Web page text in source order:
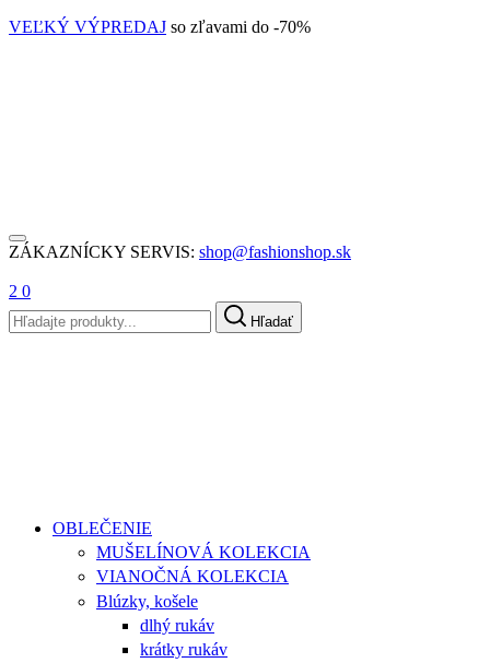
VEĽKÝ VÝPREDAJ so zľavami do -70%
ZÁKAZNÍCKY SERVIS: shop@fashionshop.sk
2 0
Hľadať
OBLEČENIE
MUŠELÍNOVÁ KOLEKCIA
VIANOČNÁ KOLEKCIA
Blúzky, košele
dlhý rukáv
krátky rukáv